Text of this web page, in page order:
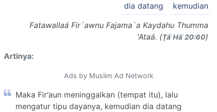
kemudian
dia datang
Fatawallaá Fir`awnu Fajama`a Kaydahu Thumma
'Ataá. (Ṭāʾ Hāʾ 20:60)
Artinya:
Ads by Muslim Ad Network
Maka Fir‘aun meninggalkan (tempat itu), lalu
mengatur tipu dayanya, kemudian dia datang